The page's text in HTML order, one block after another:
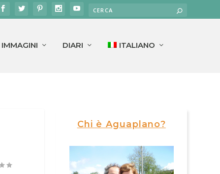
IMMAGINI DIARI ITALIANO
Chi è Aguaplano?